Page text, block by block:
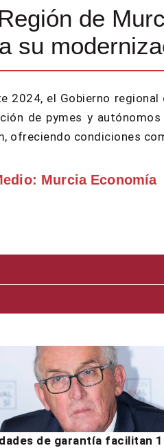
de
su
2024, el Gobierno
de pymes y
ofreciendo condiciones
Murcia Economía
de garantía facilitan